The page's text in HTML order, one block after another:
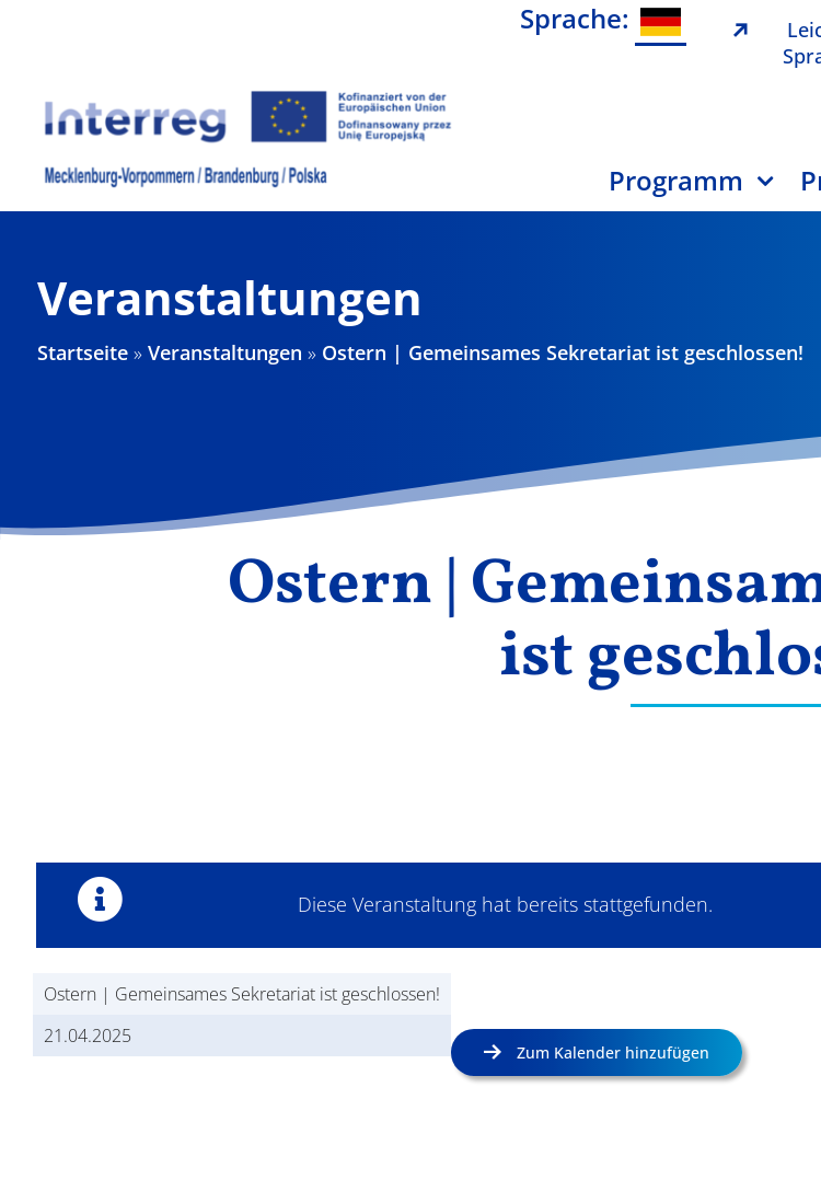
Sprache:
Programm
Veranstaltungen
Startseite »Veranstaltungen » Ostern | Gemeinsames Sekretariat ist geschlossen!
Ostern |
ist
Diese Veranstaltung hat bereits stattgefunden.
Ostern | Gemeinsames Sekretariat ist geschlossen!
21.04.2025
Zum Kalender hinzufügen